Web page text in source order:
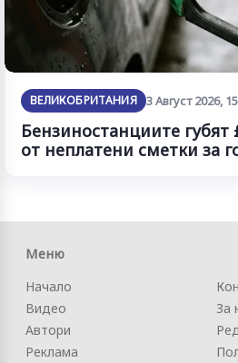
ВЕЛИКОБРИТАНИЯ 3 Август 2026,
Бензиностанциите губят
от неплатени сметки за
Меню
Начало
Видео
Автори
Реклама
За